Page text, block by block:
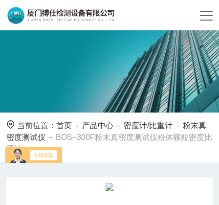
当前位置：首页 - 产品中心 - 密度计/比重计 -粉末真
密度测试仪 -
BOS–300F粉末真密度测试仪粉体颗粒密度比
重计